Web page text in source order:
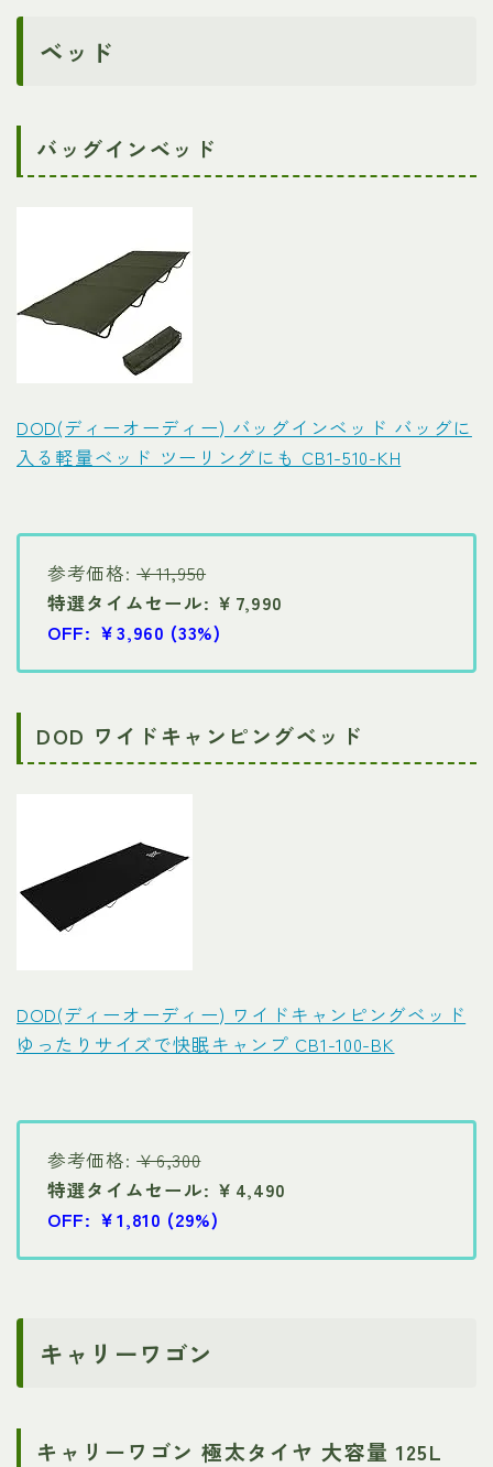
ベッド
バッグインベッド
DOD(ディーオーディー) バッグインベッド バッグに
入る軽量ベッド ツーリングにも CB1-510-KH
参考価格:￥11,950
特選タイムセール: ￥7,990
OFF: ￥3,960 (33%)
DOD ワイドキャンピングベッド
DOD(ディーオーディー) ワイドキャンピングベッド
ゆったりサイズで快眠キャンプ CB1-100-BK
参考価格:￥6,300
特選タイムセール: ￥4,490
OFF: ￥1,810 (29%)
キャリーワゴン
キャリーワゴン 極太タイヤ 大容量 125L